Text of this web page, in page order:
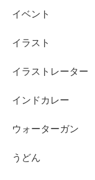
イベント
イラスト
イラストレーター
インドカレー
ウォーターガン
うどん